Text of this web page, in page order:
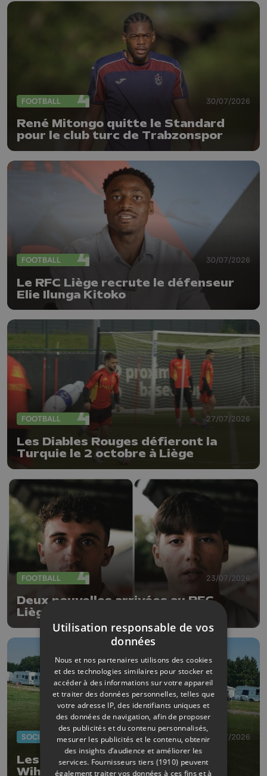
FOOTBALL 30/07/2026
René Mitongo quitte le Standard
pour le club turc de Trabzonspor
FOOTBALL 30/07/2026
Le RFC Liège recrute le défenseur
Elie Ilunga Kitoko
FOOTBALL 27/07/2026
Les Diables Rouges défieront la
Turquie le 2 octobre à Liège
FOOTBALL 23/07/2026
Deux nouvelles arrivées au RFC
Liège
SOCIÉTÉ 20/07/2026
Les gens du voyage ont quitté
Wihogne
Utilisation responsable de vos
données
Nous et nos partenaires utilisons des cookies
et des technologies similaires pour stocker et
accéder à des informations sur votre appareil
et traiter des données personnelles, telles que
votre adresse IP, des identifiants uniques et
des données de navigation, afin de proposer
des publicités et du contenu personnalisés,
mesurer les publicités et le contenu, obtenir
des insights d’audience et améliorer les
services. Fournisseurs tiers (1910) peuvent
également traiter vos données à ces fins et à